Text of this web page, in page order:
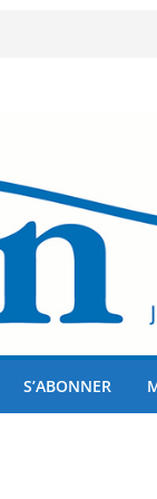
S’ABONNER